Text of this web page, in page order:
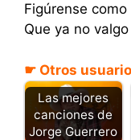
Figúrense
Que ya no
☛ Otros
Las mejores
canciones de
Jorge Guerrero